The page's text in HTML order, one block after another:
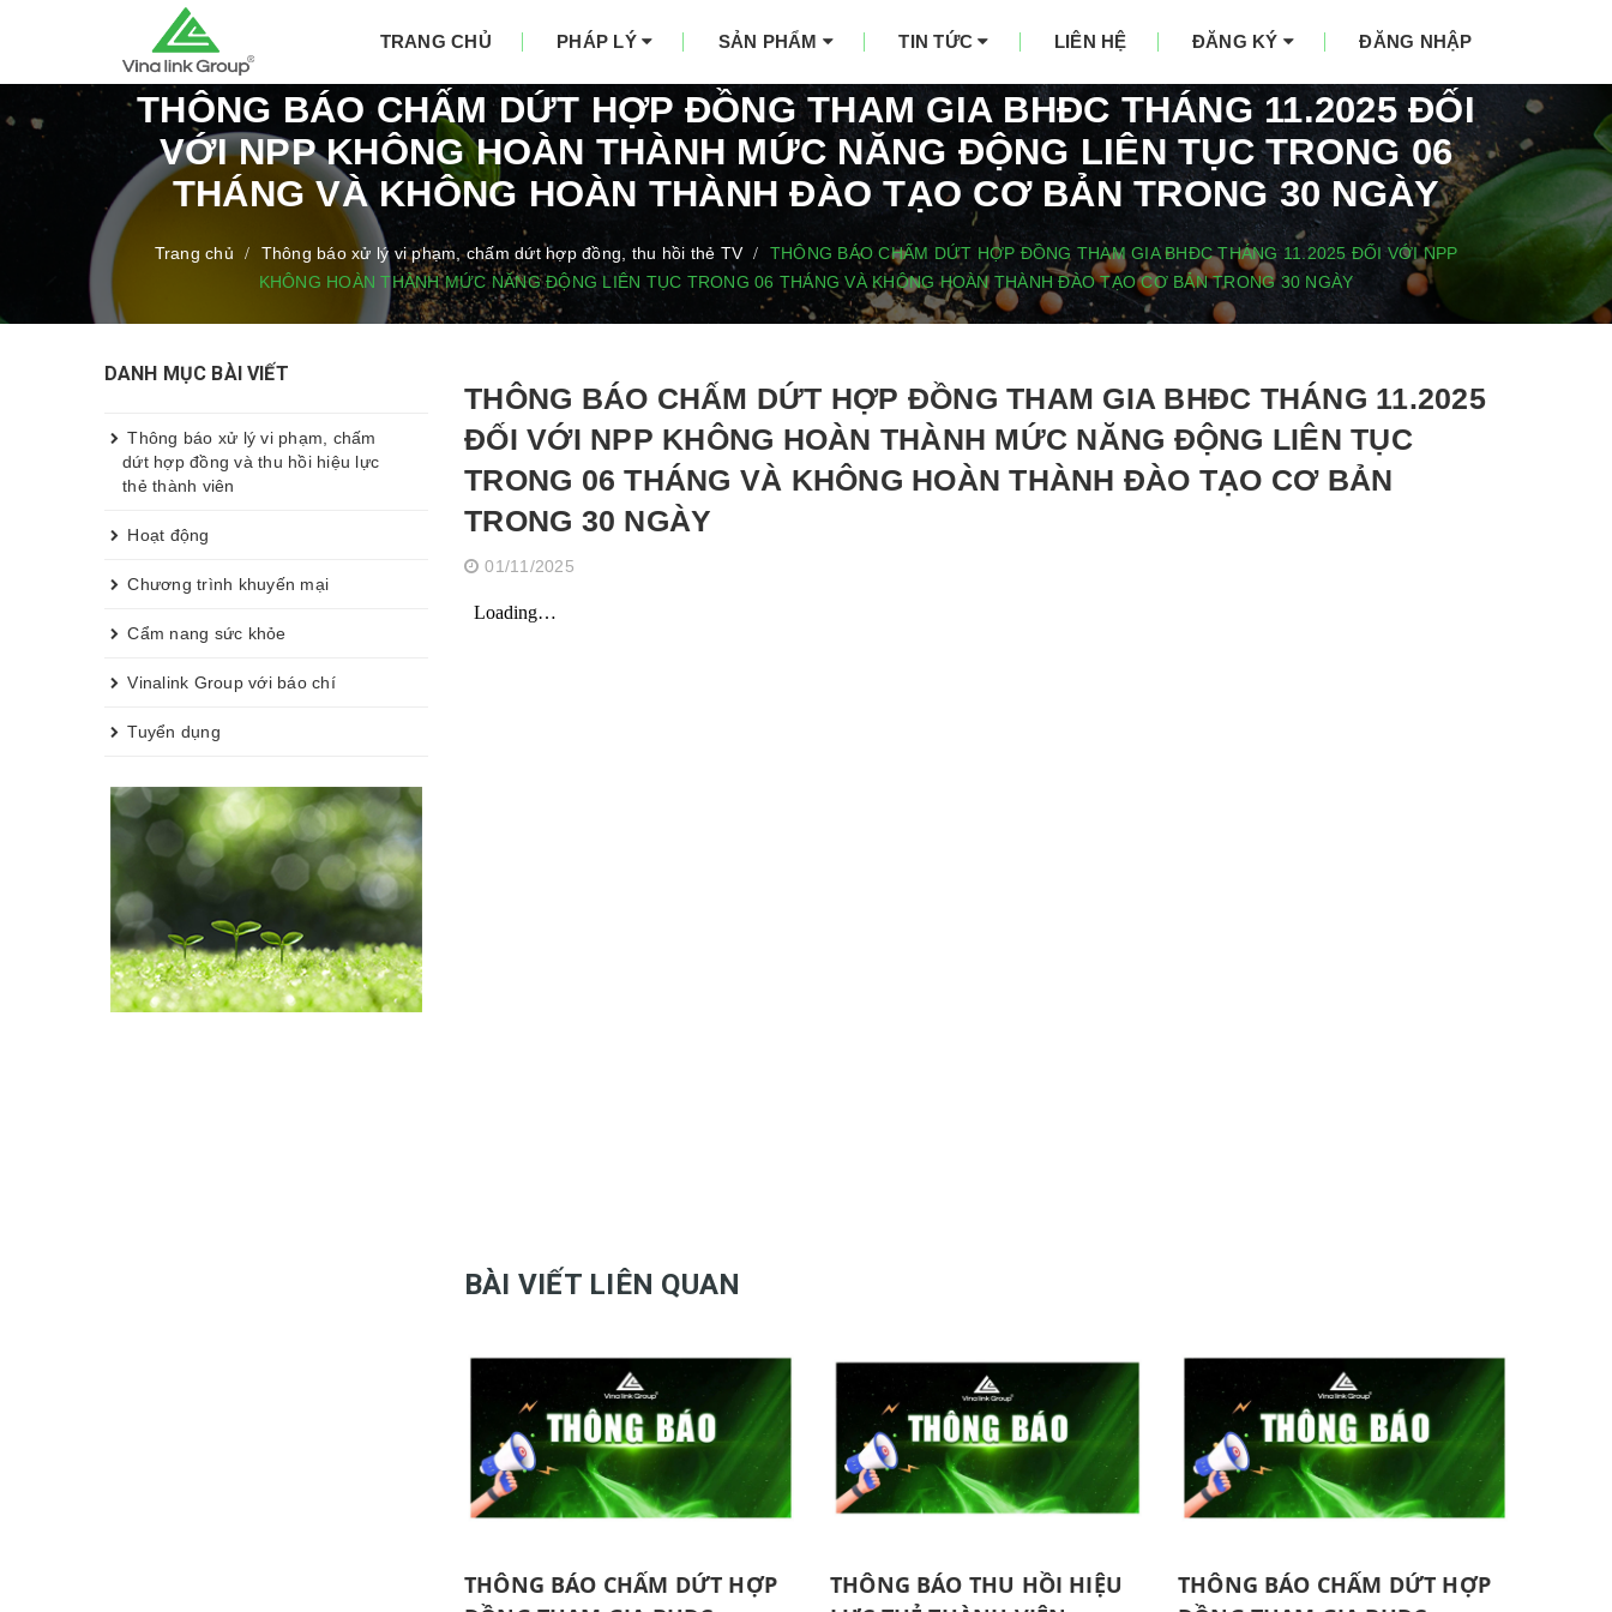
TRANG CHỦ PHÁP LÝ SẢN PHẨM TIN TỨC LIÊN HỆ ĐĂNG KÝ ĐĂNG NHẬP
THÔNG BÁO CHẤM DỨT HỢP ĐỒNG THAM GIA BHĐC THÁNG 11.2025 ĐỐI
VỚI NPP KHÔNG HOÀN THÀNH MỨC NĂNG ĐỘNG LIÊN TỤC TRONG 06
THÁNG VÀ KHÔNG HOÀN THÀNH ĐÀO TẠO CƠ BẢN TRONG 30 NGÀY
Trang chủ / Thông báo xử lý vi phạm, chấm dứt hợp đồng, thu hồi thẻ TV /
THÔNG BÁO CHẤM DỨT HỢP ĐỒNG THAM GIA BHĐC THÁNG 11.2025 ĐỐI VỚI NPP
KHÔNG HOÀN THÀNH MỨC NĂNG ĐỘNG LIÊN TỤC TRONG 06 THÁNG VÀ KHÔNG HOÀN THÀNH ĐÀO TẠO CƠ BẢN TRONG 30 NGÀY
THÔNG BÁO CHẤM DỨT HỢP ĐỒNG THAM GIA BHĐC THÁNG 11.2025
ĐỐI VỚI NPP KHÔNG HOÀN THÀNH MỨC NĂNG ĐỘNG LIÊN TỤC
TRONG 06 THÁNG VÀ KHÔNG HOÀN THÀNH ĐÀO TẠO CƠ BẢN
TRONG 30 NGÀY
01/11/2025
BÀI VIẾT LIÊN QUAN
THÔNG BÁO CHẤM DỨT HỢP
THÔNG BÁO THU HỒI HIỆU
THÔNG BÁO CHẤM DỨT HỢP
DANH MỤC BÀI VIẾT
Thông báo xử lý vi phạm, chấm
dứt hợp đồng và thu hồi hiệu lực
thẻ thành viên
Hoạt động
Chương trình khuyến mại
Cẩm nang sức khỏe
Vinalink Group với báo chí
Tuyển dụng